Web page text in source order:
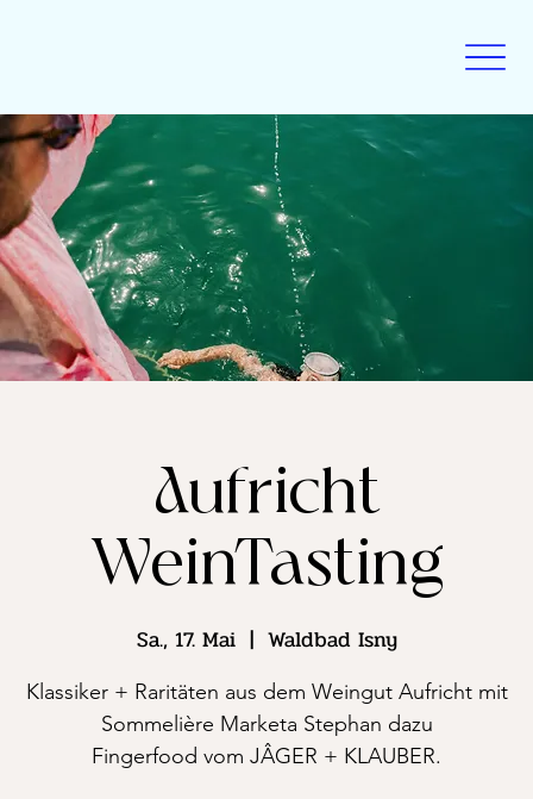
Aufricht
WeinTasting
Sa., 17. Mai
  |
Waldbad Isny
Klassiker + Raritäten aus dem Weingut Aufricht mit
Sommelière Marketa Stephan dazu
Fingerfood vom JÂGER + KLAUBER.